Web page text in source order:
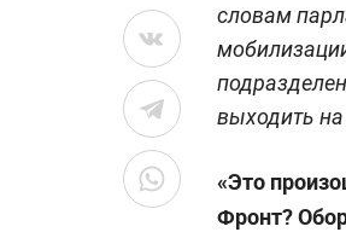
словам
выходить на
«Это
Фронт?